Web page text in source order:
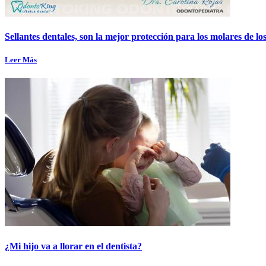
Sellantes dentales, son la mejor protección para los molares de
Leer Más
¿Mi hijo va a llorar en el dentista?